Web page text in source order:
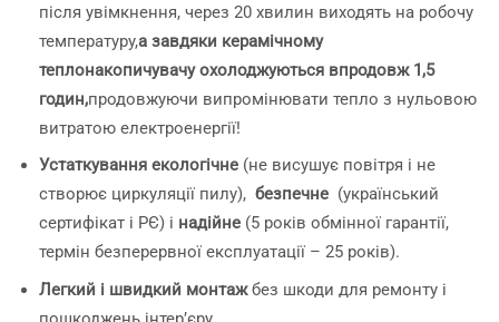
після увімкнення, через 20 хвилин виходять на робочу
температуру,а завдяки керамічному
теплонакопичувачу охолоджуються впродовж 1,5
годин,продовжуючи випромінювати тепло з нульовою
витратою електроенергії!
Устаткування екологічне (не висушує повітря і не
створює циркуляції пилу), безпечне (український
сертифікат і РЄ) і надійне (5 років обмінної гарантії,
термін безперервної експлуатації – 25 років).
Легкий і швидкий монтажбез шкоди для ремонту і